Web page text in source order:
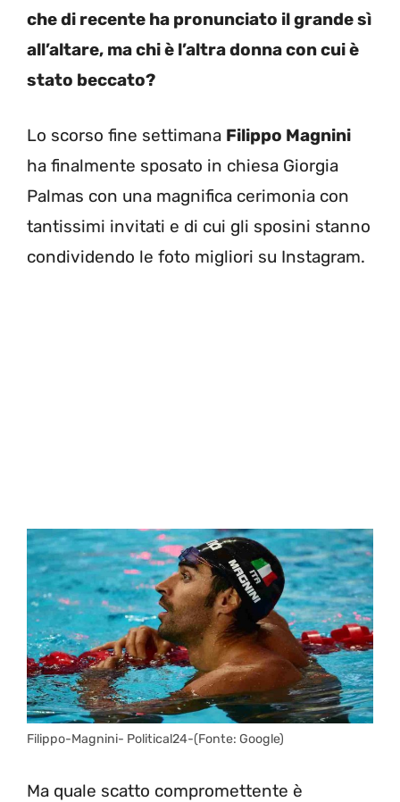
che di recente ha pronunciato il grande sì
all’altare, ma chi è l’altra donna con cui è
stato beccato?
Lo scorso fine settimana Filippo Magnini
ha finalmente sposato in chiesa Giorgia
Palmas con una magnifica cerimonia con
tantissimi invitati e di cui gli sposini stanno
condividendo le foto migliori su Instagram.
Filippo-Magnini- Political24-(Fonte: Google)
Ma quale scatto compromettente è